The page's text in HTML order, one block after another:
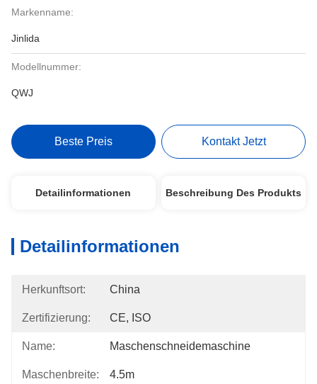
Markenname:
Jinlida
Modellnummer:
QWJ
Beste Preis Kontakt Jetzt
Detailinformationen Beschreibung Des Produkts
Detailinformationen
Herkunftsort: China
Zertifizierung: CE, ISO
Name: Maschenschneidemaschine
Maschenbreite: 4.5m